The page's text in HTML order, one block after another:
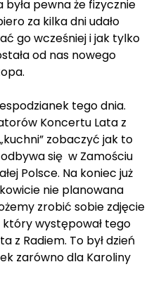
pewna że fizycznie
za kilka dni udało
go wcześniej i jak tylko
od nas nowego
tego dnia.
Koncertu Lata z
zobaczyć jak to
się w Zamościu
Polsce. Na koniec już
nie planowana
zrobić sobie zdjęcie
który występował tego
z Radiem. To był dzień
zarówno dla Karoliny